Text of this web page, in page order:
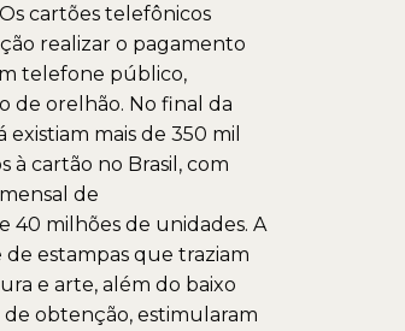
cartões telefônicos
realizar o pagamento
telefone público,
de orelhão. No final da
existiam mais de 350 mil
à cartão no Brasil, com
de
40 milhões de unidades. A
estampas que traziam
e arte, além do baixo
obtenção, estimularam